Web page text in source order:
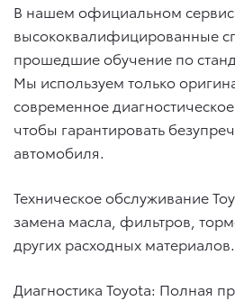
В нашем официальном
высококвалифицированные
прошедшие обучение по
Мы используем только
современное
чтобы гарантировать
автомобиля.
Техническое обслуживание
замена масла, фильтров,
других расходных материалов.
Диагностика Toyota: Полная